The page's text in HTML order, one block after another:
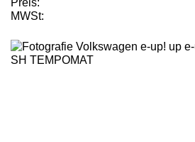
Preis:
MWSt: